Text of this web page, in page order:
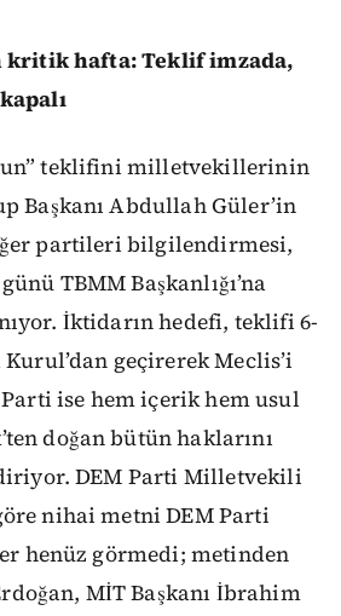
kritik hafta: Teklif imzada,
teklifini milletvekillerinin
Başkanı Abdullah Güler’in
partileri bilgilendirmesi,
TBMM Başkanlığı’na
İktidarın hedefi, teklifi 6-
Kurul’dan geçirerek Meclis’i
ise hem içerik hem usul
doğan bütün haklarını
DEM Parti Milletvekili
nihai metni DEM Parti
henüz görmedi; metinden
MİT Başkanı İbrahim